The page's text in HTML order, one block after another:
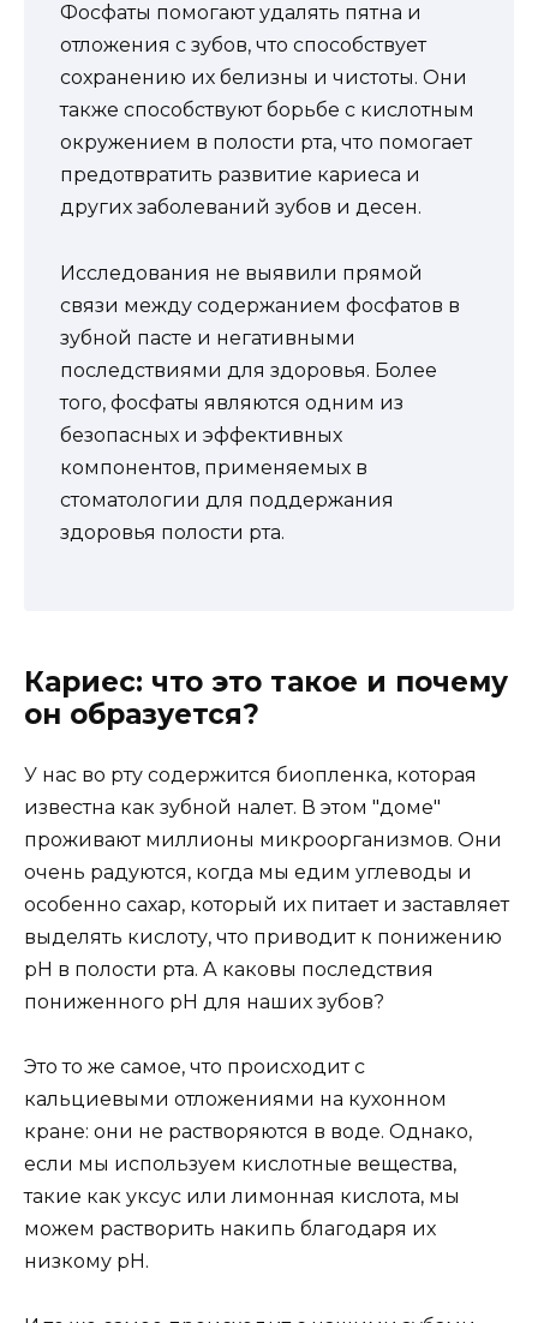
Фосфаты помогают удалять пятна и
отложения с зубов, что способствует
сохранению их белизны и чистоты. Они
также способствуют борьбе с кислотным
окружением в полости рта, что помогает
предотвратить развитие кариеса и
других заболеваний зубов и десен.
Исследования не выявили прямой
связи между содержанием фосфатов в
зубной пасте и негативными
последствиями для здоровья. Более
того, фосфаты являются одним из
безопасных и эффективных
компонентов, применяемых в
стоматологии для поддержания
здоровья полости рта.
Кариес: что это такое и почему
он образуется?
У нас во рту содержится биопленка, которая
известна как зубной налет. В этом "доме"
проживают миллионы микроорганизмов. Они
очень радуются, когда мы едим углеводы и
особенно сахар, который их питает и заставляет
выделять кислоту, что приводит к понижению
pH в полости рта. А каковы последствия
пониженного pH для наших зубов?
Это то же самое, что происходит с
кальциевыми отложениями на кухонном
кране: они не растворяются в воде. Однако,
если мы используем кислотные вещества,
такие как уксус или лимонная кислота, мы
можем растворить накипь благодаря их
низкому pH.